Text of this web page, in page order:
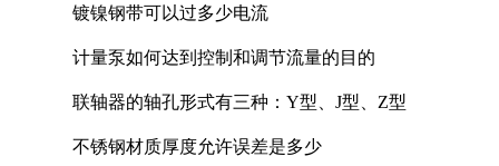
镀镍钢带可以过多少电流
计量泵如何达到控制和调节流量的目的
联轴器的轴孔形式有三种：Y型、J型、Z型
不锈钢材质厚度允许误差是多少